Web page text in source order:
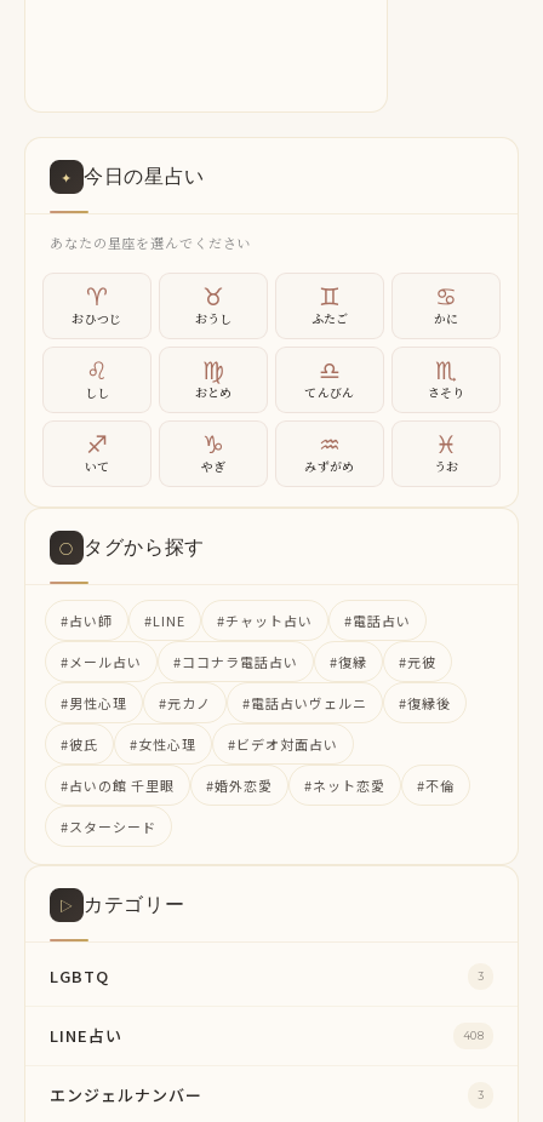
✦ 今日の星占い
あなたの星座を選んでください
♈
おひつじ
♉
おうし
♊
ふたご
♋
かに
♌
しし
♍
おとめ
♎
てんびん
♏
さそり
♐
いて
♑
やぎ
♒
みずがめ
♓
うお
○ タグから探す
#占い師 #LINE #チャット占い #電話占い
#メール占い #ココナラ電話占い #復縁 #元彼
#男性心理 #元カノ #電話占いヴェルニ #復縁後
#彼氏 #女性心理 #ビデオ対面占い
#占いの館 千里眼 #婚外恋愛 #ネット恋愛 #不倫
#スターシード
▷ カテゴリー
LGBTQ 3
LINE占い 408
エンジェルナンバー 3